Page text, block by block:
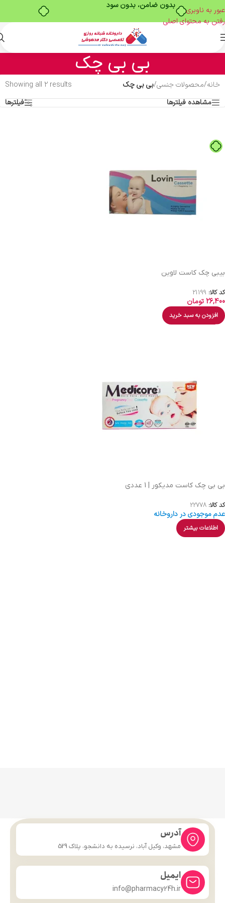
بدون ضامن، بدون سود
عبور به ناوبری
رفتن به محتوای اصلی
بی بی چک
خانه/محصولات جنسی/بی بی چک
Showing all 2 results
مشاهده فیلترها
فیلترها
بیبی چک کاست لاوین
کد کالا: 21199
26,400تومان
افزودن به سبد خرید
بی بی چک کاست مدیکور | 1 عددی
کد کالا: 22778
عدم موجودی در داروخانه
اطلاعات بیشتر
آدرس
مشهد، وکیل آباد، نرسیده به دانشجو، پلاک 529
ایمیل
info@pharmacy24h.ir